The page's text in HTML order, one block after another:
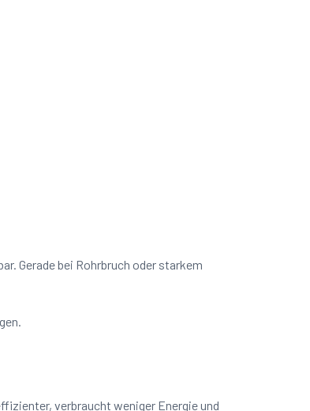
Gerade bei Rohrbruch oder starkem
verbraucht weniger Energie und